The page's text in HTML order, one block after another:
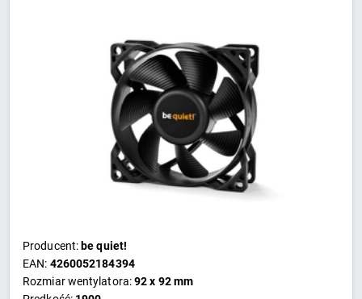
Producent: be quiet!
EAN: 4260052184394
Rozmiar wentylatora:92 x 92 mm